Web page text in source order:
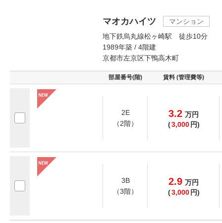
マオカハイツ
マンション
地下鉄烏丸線松ヶ崎駅 徒歩10分
1989年築 / 4階建
京都市左京区下鴨高木町
部屋番号(階) 賃料 (管理費等)
2E
（2階）
3.2 万円
(3,000 円)
3B
（3階）
2.9 万円
(3,000 円)